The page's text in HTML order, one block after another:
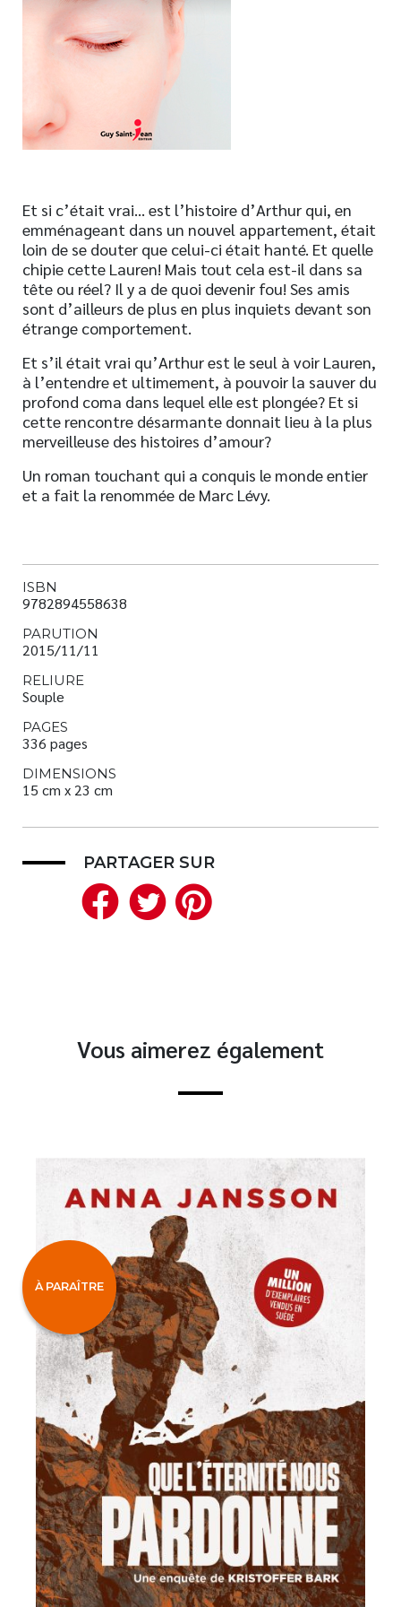
Numérique
Page vedette
À PROPOS
CONTACT
Et si c’était vrai… est l’histoire d’Arthur qui, en
emménageant dans un nouvel appartement, était
loin de se douter que celui-ci était hanté. Et quelle
chipie cette Lauren! Mais tout cela est-il dans sa
tête ou réel? Il y a de quoi devenir fou! Ses amis
sont d’ailleurs de plus en plus inquiets devant son
étrange comportement.
Et s’il était vrai qu’Arthur est le seul à voir Lauren,
à l’entendre et ultimement, à pouvoir la sauver du
profond coma dans lequel elle est plongée? Et si
cette rencontre désarmante donnait lieu à la plus
merveilleuse des histoires d’amour?
Un roman touchant qui a conquis le monde entier
et a fait la renommée de Marc Lévy.
ISBN
9782894558638
PARUTION
2015/11/11
RELIURE
Souple
PAGES
336 pages
DIMENSIONS
15 cm x 23 cm
PARTAGER SUR
Facebook
Twitter
Vous aimerez également
À PARAÎTRE